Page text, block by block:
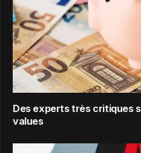
Des experts très critiques
values